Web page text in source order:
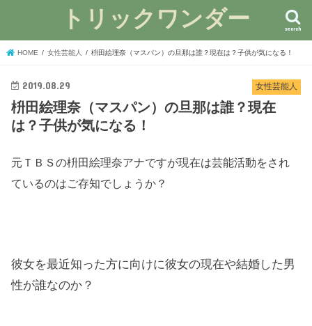
トリックワンダー search
HOME 女性芸能人 枡田絵理奈（マスパン）の旦那は誰？現在は？子供が気になる！
女性芸能人
2019.08.29
枡田絵理奈（マスパン）の旦那は誰？現在
は？子供が気になる！
元ＴＢＳの枡田絵理奈アナですが現在は芸能活動をされ
ているのはご存知でしょうか？
彼女を最近知った方に向けに彼女の現在や結婚した男
性が誰なのか？